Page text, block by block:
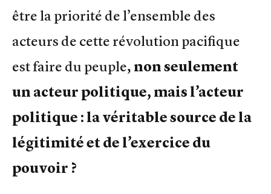
être la priorité de l’ensemble des
acteurs de cette révolution pacifique
est faire du peuple, non seulement
un acteur politique, mais l’acteur
politique : la véritable source de la
légitimité et de l’exercice du
pouvoir ?